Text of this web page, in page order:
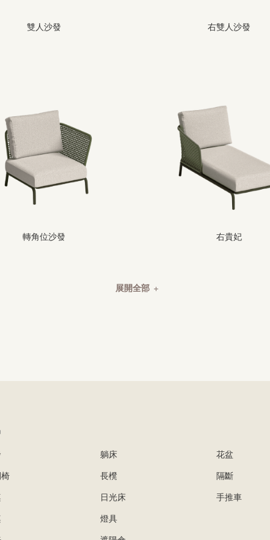
雙人沙發 右雙人沙發
轉角位沙發 右貴妃
展開全部
躺床
長櫈
日光床
燈具
花盆
隔斷
手推車